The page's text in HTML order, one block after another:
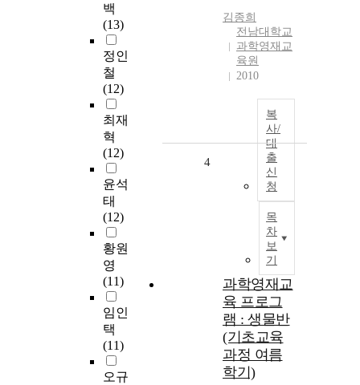
백
(13)
정인
철
(12)
최재
혁
(12)
윤석
태
(12)
황원
영
(11)
임인
택
(11)
오규
김종희
전남대학교
과학영재교
육원
2010
복
사/
대
출
신
청
목
차
보
기
4
과학영재교
육 프로그
램 : 생물반
(기초교육
과정 여름
학기)